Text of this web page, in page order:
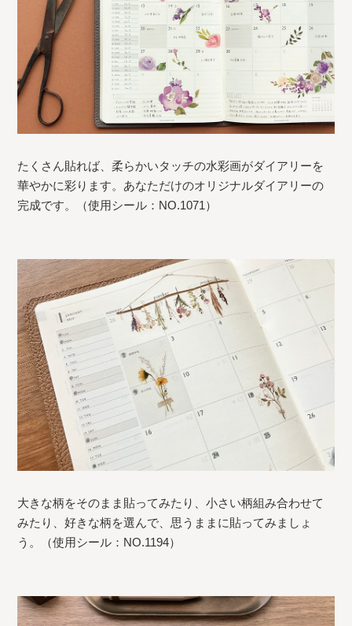
たくさん貼れば、柔らかいタッチの水彩画がダイアリーを
華やかに彩ります。あなただけのオリジナルダイアリーの
完成です。（使用シール：NO.1071）
大きな柄をそのまま貼ってみたり、小さい柄組み合わせて
みたり、好きな柄を選んで、思うままに貼ってみましょ
う。（使用シール：NO.1194）